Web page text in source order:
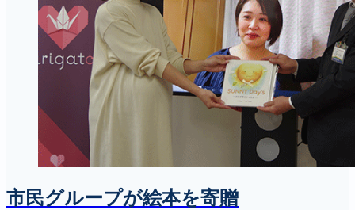
市民グループが絵本を寄贈